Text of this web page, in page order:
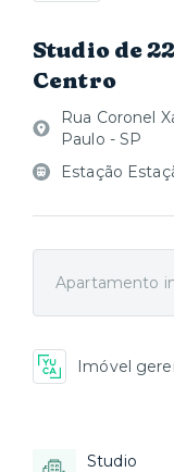
Studio de
Centro
Rua Coronel
Paulo - SP
Estação
Apartamento
Imóvel
Studio